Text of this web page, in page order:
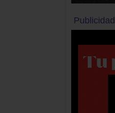
Publicidad